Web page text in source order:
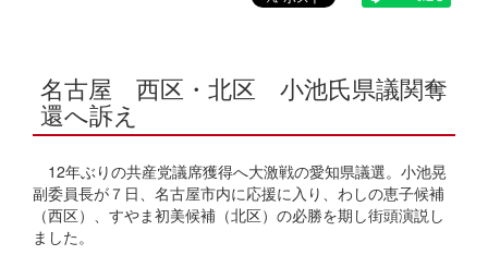
名古屋 西区・北区 小池氏県議関奪
還へ訴え
12年ぶりの共産党議席獲得へ大激戦の愛知県議選。小池晃
副委員長が７日、名古屋市内に応援に入り、わしの恵子候補
（西区）、すやま初美候補（北区）の必勝を期し街頭演説し
ました。